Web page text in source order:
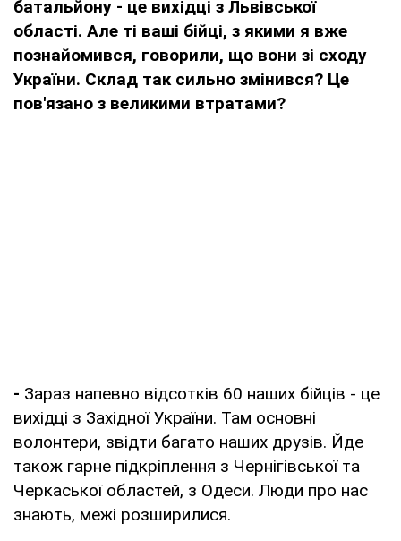
батальйону - це вихідці з Львівської
області. Але ті ваші бійці, з якими я вже
познайомився, говорили, що вони зі сходу
України. Склад так сильно змінився? Це
пов'язано з великими втратами?
- Зараз напевно відсотків 60 наших бійців - це
вихідці з Західної України. Там основні
волонтери, звідти багато наших друзів. Йде
також гарне підкріплення з Чернігівської та
Черкаської областей, з Одеси. Люди про нас
знають, межі розширилися.